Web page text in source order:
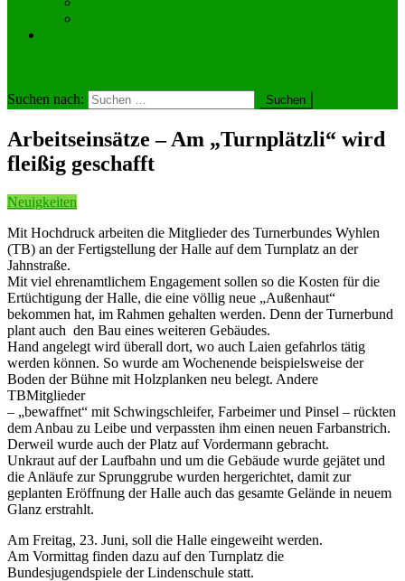
Suchen nach:
Arbeitseinsätze – Am „Turnplätzli“ wird
fleißig geschafft
Neuigkeiten
Mit Hochdruck arbeiten die Mitglieder des Turnerbundes Wyhlen
(TB) an der Fertigstellung der Halle auf dem Turnplatz an der
Jahnstraße.
Mit viel ehrenamtlichem Engagement sollen so die Kosten für die
Ertüchtigung der Halle, die eine völlig neue „Außenhaut“
bekommen hat, im Rahmen gehalten werden. Denn der Turnerbund
plant auch den Bau eines weiteren Gebäudes.
Hand angelegt wird überall dort, wo auch Laien gefahrlos tätig
werden können. So wurde am Wochenende beispielsweise der
Boden der Bühne mit Holzplanken neu belegt. Andere
TBMitglieder
– „bewaffnet“ mit Schwingschleifer, Farbeimer und Pinsel – rückten
dem Anbau zu Leibe und verpassten ihm einen neuen Farbanstrich.
Derweil wurde auch der Platz auf Vordermann gebracht.
Unkraut auf der Laufbahn und um die Gebäude wurde gejätet und
die Anläufe zur Sprunggrube wurden hergerichtet, damit zur
geplanten Eröffnung der Halle auch das gesamte Gelände in neuem
Glanz erstrahlt.
Am Freitag, 23. Juni, soll die Halle eingeweiht werden.
Am Vormittag finden dazu auf den Turnplatz die
Bundesjugendspiele der Lindenschule statt.